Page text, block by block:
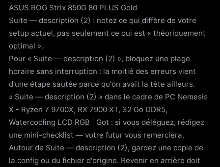
ASUS ROG Strix 850G 80 PLUS Gold
Suite — description (2) : notez ce qui diffère de votre
setup actuel, pas seulement ce qui est « théoriquement
optimal ».
Pour « Suite — description (2) », bloquez une plage
horaire sans interruption : la moitié des erreurs vient
d'une étape sautée parce qu'on avait la tête ailleurs.
« Suite — description (2) » dans le cadre de PC Nemesis
X - Ryzen 7 9700X, RX 7900 XT, 32 Go DDR5,
Watercooling LCD RGB | Got : si vous déléguez, rédigez
une mini-checklist — votre futur vous remerciera.
Autour de Suite — description (2), gardez une copie de
la config ou du fichier d'origine. Revenir en arrière doit